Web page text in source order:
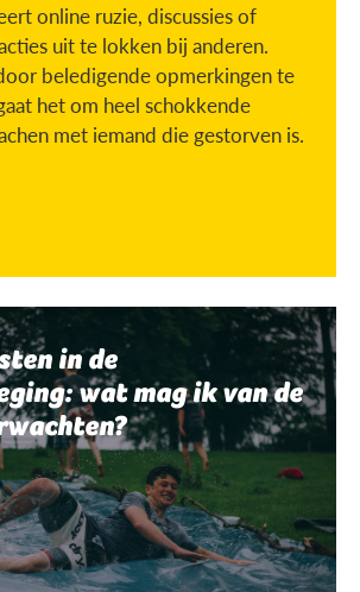
online ruzie, discussies of
uit te lokken bij anderen.
beledigende opmerkingen te
het om heel schokkende
met iemand die gestorven is.
in de
wat mag ik van de